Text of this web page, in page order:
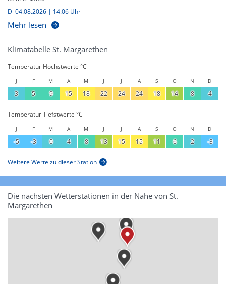
Di 04.08.2026 | 14:06 Uhr
Mehr lesen
Klimatabelle St. Margarethen
Temperatur Höchstwerte °C
J F M A M J J A S O N D
3 5 9 15 18 22 24 24 18 14 8 4
Temperatur Tiefstwerte °C
J F M A M J J A S O N D
-5 -3 0 4 8 13 15 15 11 6 2 -3
Weitere Werte zu dieser Station
Die nächsten Wetterstationen in der Nähe von St.
Margarethen